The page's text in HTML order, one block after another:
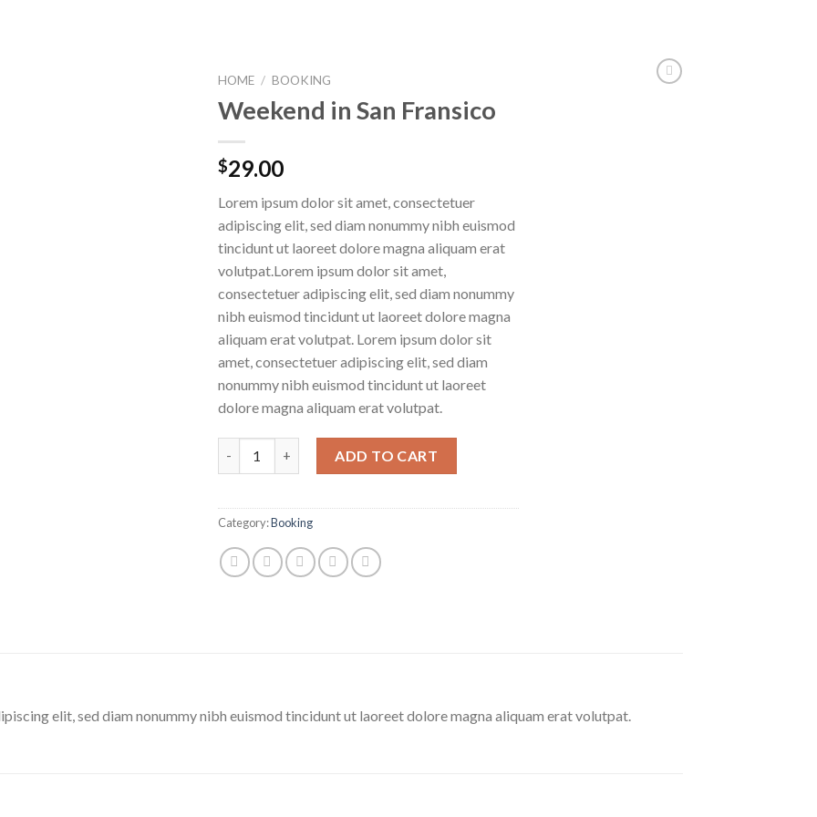
HOME / BOOKING
Weekend in San Fransico
$29.00
Lorem ipsum dolor sit amet, consectetuer
adipiscing elit, sed diam nonummy nibh euismod
tincidunt ut laoreet dolore magna aliquam erat
volutpat.Lorem ipsum dolor sit amet,
consectetuer adipiscing elit, sed diam nonummy
nibh euismod tincidunt ut laoreet dolore magna
aliquam erat volutpat. Lorem ipsum dolor sit
amet, consectetuer adipiscing elit, sed diam
nonummy nibh euismod tincidunt ut laoreet
dolore magna aliquam erat volutpat.
ADD TO CART
Category:Booking
elit, sed diam nonummy nibh euismod tincidunt ut laoreet dolore magna aliquam erat volutpat.